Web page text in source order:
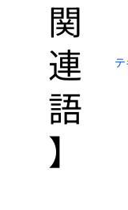
関
連
語
】